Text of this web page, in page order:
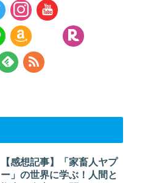
【感想記事】「家畜人ヤプ
ー」の世界に学ぶ！人間と